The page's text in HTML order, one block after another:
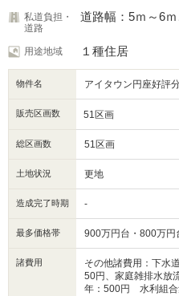
私道負担・
道路
道路幅：5ｍ～6
用途地域 １種住居
物件名 アイタウン円座好評
販売区画数 51区画
総区画数 51区画
土地状況 更地
造成完了時期 -
最多価格帯 900万円台・800万円
諸費用
その他諸費用：下水
50円、家庭雑排水放
年：500円 水利組合